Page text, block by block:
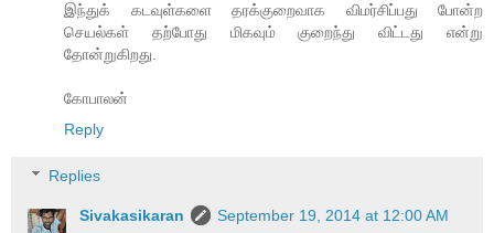
இந்துக் கடவுள்களை தரக்குறைவாக விமர்சிப்பது போன்ற
செயல்கள் தற்போது மிகவும் குறைந்து விட்டது என்று
தோன்றுகிறது.
கோபாலன்
Reply
Replies
Sivakasikaran
September 19, 2014 at 12:00 AM